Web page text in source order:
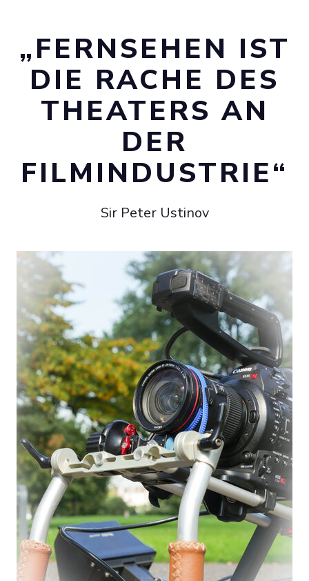
„FERNSEHEN IST
DIE RACHE DES
THEATERS AN
DER
FILMINDUSTRIE“
Sir Peter Ustinov